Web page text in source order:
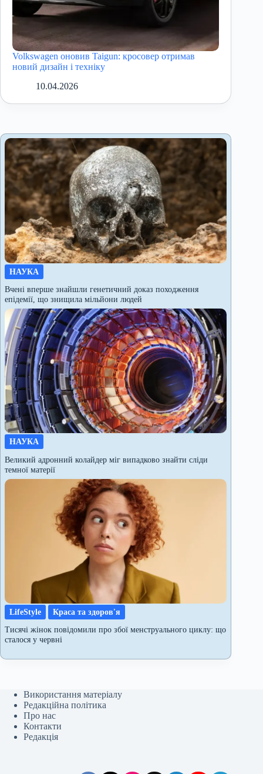
Volkswagen оновив Taigun: кросовер отримав
новий дизайн і техніку
10.04.2026
НАУКА
Вчені вперше знайшли генетичний доказ походження
епідемії, що знищила мільйони людей
НАУКА
Великий адронний колайдер міг випадково знайти сліди
темної матерії
LifeStyle
Краса та здоров'я
Тисячі жінок повідомили про збої менструального циклу: що
сталося у червні
Використання матеріалу
Редакційна політика
Про нас
Контакти
Редакція